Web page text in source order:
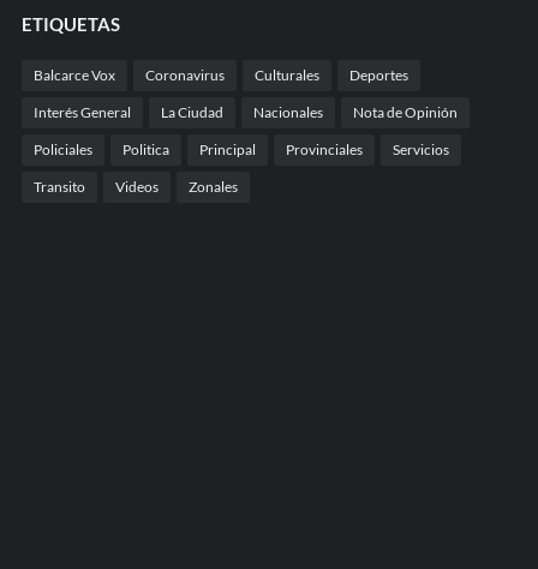
ETIQUETAS
Balcarce Vox Coronavirus Culturales Deportes
Interés General La Ciudad Nacionales Nota de Opinión
Policiales Politica Principal Provinciales Servicios
Transito Videos Zonales